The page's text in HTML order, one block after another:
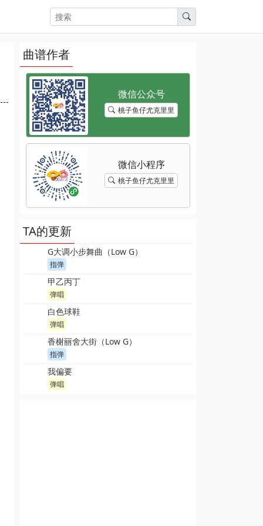
曲谱作者
桃子鱼仔尤克里里
桃子鱼仔尤克里里
TA的更新
G大调小步舞曲（Low G）
指弹
甲乙丙丁
弹唱
白色球鞋
弹唱
香榭丽舍大街（Low G）
指弹
我偏要
弹唱